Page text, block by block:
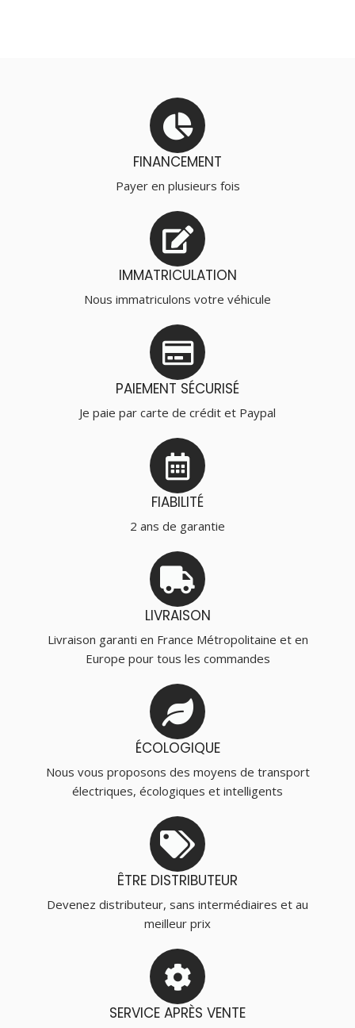
FINANCEMENT
Payer en plusieurs fois
IMMATRICULATION
Nous immatriculons votre véhicule
PAIEMENT SÉCURISÉ
Je paie par carte de crédit et Paypal
FIABILITÉ
2 ans de garantie
LIVRAISON
Livraison garanti en France Métropolitaine et en
Europe pour tous les commandes
ÉCOLOGIQUE
Nous vous proposons des moyens de transport
électriques, écologiques et intelligents
ÊTRE DISTRIBUTEUR
Devenez distributeur, sans intermédiaires et au
meilleur prix
SERVICE APRÈS VENTE